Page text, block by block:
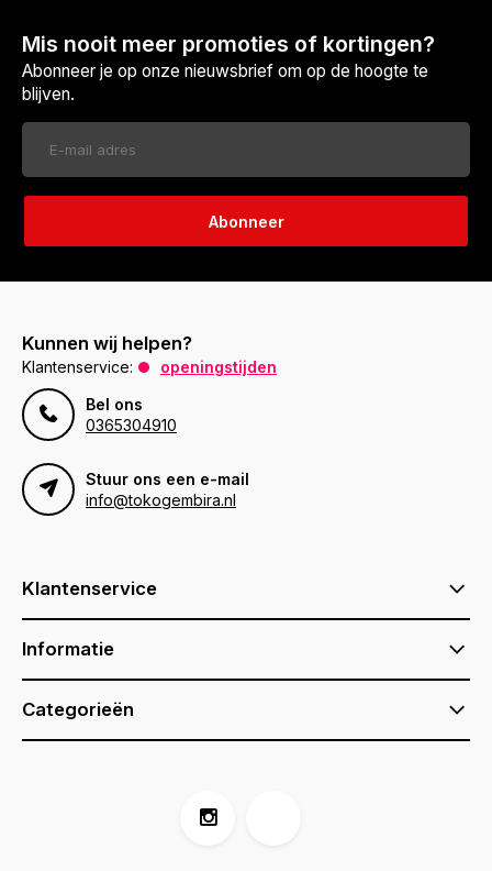
Mis nooit meer promoties of kortingen?
Abonneer je op onze nieuwsbrief om op de hoogte te
blijven.
Abonneer
Kunnen wij helpen?
Klantenservice:
openingstijden
Bel ons
0365304910
Stuur ons een e-mail
info@tokogembira.nl
Klantenservice
Informatie
Categorieën